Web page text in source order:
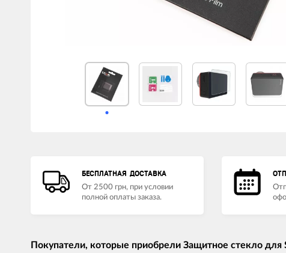
Наушники
БЕСПЛАТНАЯ ДОСТАВКА
От 2500 грн, при условии
полной оплаты заказа.
Покупатели, которые приобрели Защитное стекло для